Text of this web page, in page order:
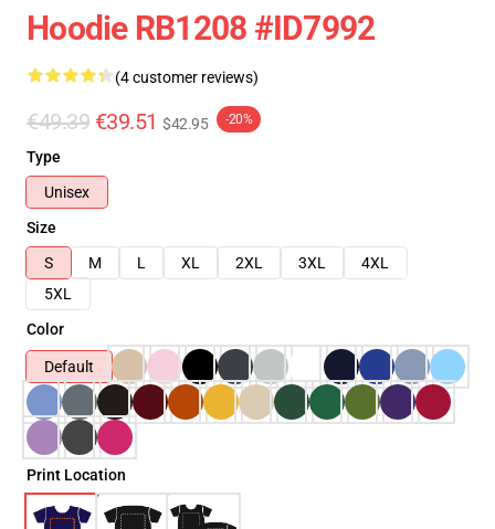
Hoodie RB1208 #ID7992
(4 customer reviews)
€49.39 €39.51 $42.95 -20%
Type
Unisex
Size
S
M L XL 2XL 3XL
4XL
5XL
Color
Default
Print Location